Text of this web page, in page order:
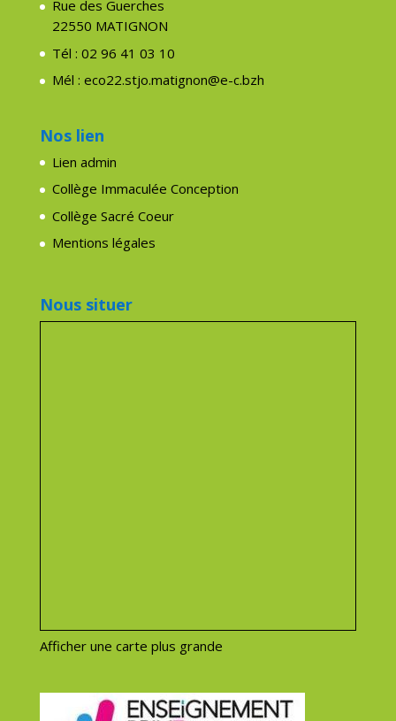
Rue des Guerches
22550 MATIGNON
Tél : 02 96 41 03 10
Mél : eco22.stjo.matignon@e-c.bzh
Nos lien
Lien admin
Collège Immaculée Conception
Collège Sacré Coeur
Mentions légales
Nous situer
Afficher une carte plus grande